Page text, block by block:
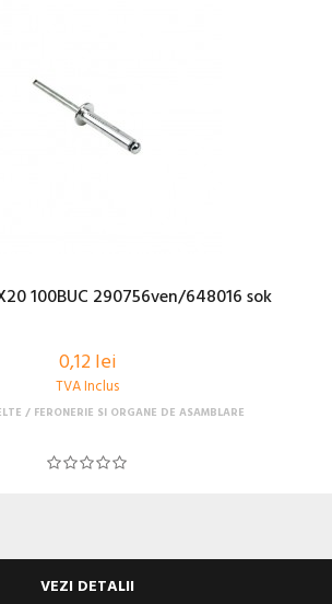
100BUC 290756ven/648016 sok
0,12 lei
TVA Inclus
FERONERIE SI ORGANE DE ASAMBLARE
VEZI DETALII